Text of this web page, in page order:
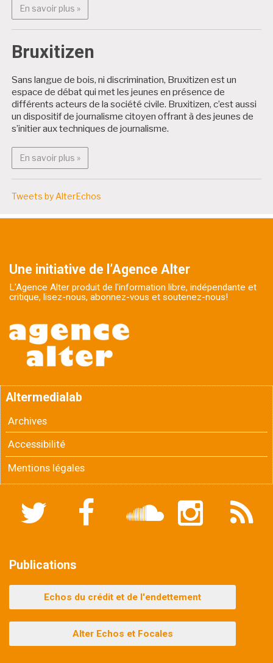
En savoir plus »En savoir plus : Projets citoyens
Bruxitizen
Sans langue de bois, ni discrimination, Bruxitizen est un
espace de débat qui met les jeunes en présence de
différents acteurs de la société civile. Bruxitizen, c’est aussi
un dispositif de journalisme citoyen offrant à des jeunes de
s’initier aux techniques de journalisme.
En savoir plus »En savoir plus : Bruxitizen
Tweets by AlterEchos
Une initiative de l’Agence Alter
L'Agence Alter produit de l'information libre, indépendante et
critique, lisez-nous, abonnez-vous et soutenez-nous!
Altermedialab
Archives
Accessibilité
Mentions légales
Facebook Soundcloud Instagram
RSS
Publications
Echos du crédit et de l'endettement
Alter Echos et Focales